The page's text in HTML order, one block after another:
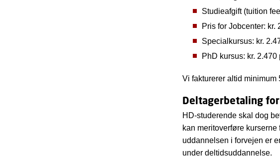
Studieafgift (tuition
Pris for Jobcenter: kr.
Specialkursus: kr.
PhD kursus: kr.
Vi fakturerer altid minimum
Deltagerbetaling
HD-studerende skal dog
kan meritoverføre
uddannelsen i forvejen er
under deltidsuddannelse.